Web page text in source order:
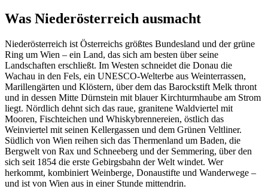
Was Niederösterreich ausmacht
Niederösterreich ist Österreichs größtes Bundesland und der grüne
Ring um Wien – ein Land, das sich am besten über seine
Landschaften erschließt. Im Westen schneidet die Donau die
Wachau in den Fels, ein UNESCO-Welterbe aus Weinterrassen,
Marillengärten und Klöstern, über dem das Barockstift Melk thront
und in dessen Mitte Dürnstein mit blauer Kirchturmhaube am Strom
liegt. Nördlich dehnt sich das raue, granitene Waldviertel mit
Mooren, Fischteichen und Whiskybrennereien, östlich das
Weinviertel mit seinen Kellergassen und dem Grünen Veltliner.
Südlich von Wien reihen sich das Thermenland um Baden, die
Bergwelt von Rax und Schneeberg und der Semmering, über den
sich seit 1854 die erste Gebirgsbahn der Welt windet. Wer
herkommt, kombiniert Weinberge, Donaustifte und Wanderwege –
und ist von Wien aus in einer Stunde mittendrin.